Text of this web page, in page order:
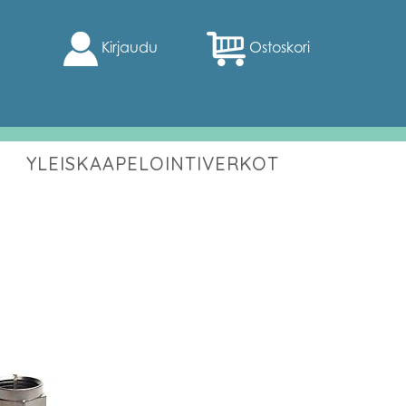
Kirjaudu Ostoskori
YLEISKAAPELOINTIVERKOT